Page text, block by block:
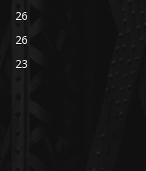
26
26
23